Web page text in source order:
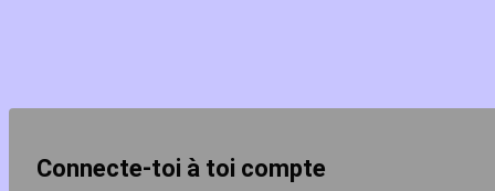
Connecte-toi à toi compte